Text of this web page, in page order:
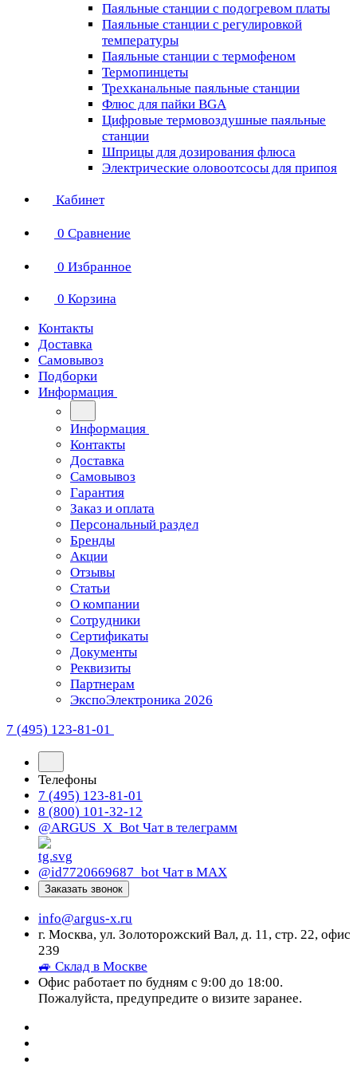
Паяльные станции с подогревом платы
Паяльные станции с регулировкой
температуры
Паяльные станции с термофеном
Термопинцеты
Трехканальные паяльные станции
Флюс для пайки BGA
Цифровые термовоздушные паяльные
станции
Шприцы для дозирования флюса
Электрические оловоотсосы для припоя
Кабинет
0 Сравнение
0 Избранное
0 Корзина
Контакты
Доставка
Самовывоз
Подборки
Информация
Информация
Контакты
Доставка
Самовывоз
Гарантия
Заказ и оплата
Персональный раздел
Бренды
Акции
Отзывы
Статьи
О компании
Сотрудники
Сертификаты
Документы
Реквизиты
Партнерам
ЭкспоЭлектроника 2026
7 (495) 123-81-01
Телефоны
7 (495) 123-81-01
8 (800) 101-32-12
@ARGUS_X_Bot Чат в телеграмм
@id7720669687_bot Чат в МАХ
Заказать звонок
info@argus-x.ru
г. Москва, ул. Золоторожский Вал, д. 11, стр. 22, офис
239
🚙 Склад в Москве
Офис работает по будням с 9:00 до 18:00.
Пожалуйста, предупредите о визите заранее.